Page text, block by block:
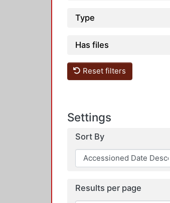
Type
Has files
Reset filters
Settings
Sort By
Results per page